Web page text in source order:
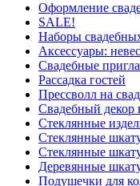
Оформление
SALE!
Наборы
Аксессуары:
Свадебные
Рассадка гостей
Прессволл на
Свадебный декор
Стеклянные
Стеклянные
Cтеклянные
Деревянные
Подушечки для